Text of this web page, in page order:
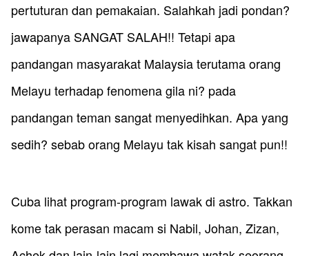
pertuturan dan pemakaian. Salahkah jadi pondan?
jawapanya SANGAT SALAH!! Tetapi apa
pandangan masyarakat Malaysia terutama orang
Melayu terhadap fenomena gila ni? pada
pandangan teman sangat menyedihkan. Apa yang
sedih? sebab orang Melayu tak kisah sangat pun!!
Cuba lihat program-program lawak di astro. Takkan
kome tak perasan macam si Nabil, Johan, Zizan,